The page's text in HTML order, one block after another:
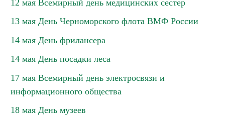
12 мая Всемирный день медицинских сестер
13 мая День Черноморского флота ВМФ России
14 мая День фрилансера
14 мая День посадки леса
17 мая Всемирный день электросвязи и
информационного общества
18 мая День музеев